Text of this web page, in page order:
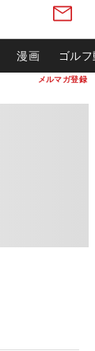
メルマガ登録
漫画 ゴル